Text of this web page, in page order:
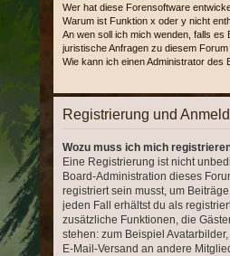
Wer hat diese Forensoftware
Warum ist Funktion x oder y nicht
An wen soll ich mich wenden, falls es
juristische Anfragen zu diesem Forum
Wie kann ich einen Administrator des
Registrierung und
Wozu muss ich mich
Eine Registrierung ist nicht
Board-Administration dieses
registriert sein musst, um
jeden Fall erhältst du als
zusätzliche Funktionen, die
stehen: zum Beispiel
E-Mail-Versand an andere